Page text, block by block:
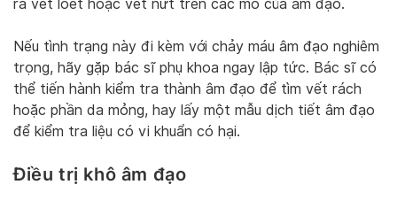
ra vết loét hoặc vết nứt trên các mô của âm đạo.
Nếu tình trạng này đi kèm với chảy máu âm đạo nghiêm
trọng, hãy gặp bác sĩ phụ khoa ngay lập tức. Bác sĩ có
thể tiến hành kiểm tra thành âm đạo để tìm vết rách
hoặc phần da mỏng, hay lấy một mẫu dịch tiết âm đạo
để kiểm tra liệu có vi khuẩn có hại.
Điều trị khô âm đạo